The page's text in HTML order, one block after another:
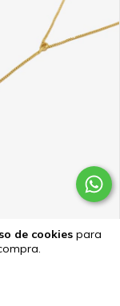
de cookiespara